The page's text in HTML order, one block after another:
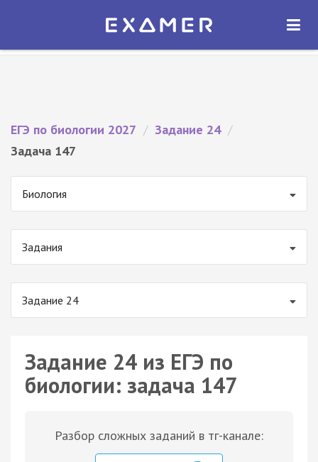
Экзамер — ЕГЭ 2027
ОТКРЫТЬ
ЕГЭ по биологии 2027 / Задание 24 /
Задача 147
Биология
Задания
Задание 24
Задание 24 из ЕГЭ по
биологии: задача 147
Разбор сложных заданий в тг-канале: